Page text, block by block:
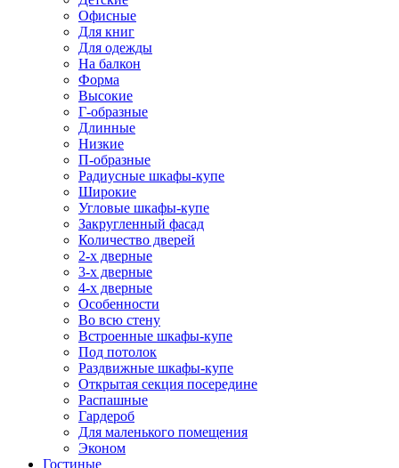
Офисные
Для книг
Для одежды
На балкон
Форма
Высокие
Г-образные
Длинные
Низкие
П-образные
Радиусные шкафы-купе
Широкие
Угловые шкафы-купе
Закругленный фасад
Количество дверей
2-х дверные
3-х дверные
4-х дверные
Особенности
Во всю стену
Встроенные шкафы-купе
Под потолок
Раздвижные шкафы-купе
Открытая секция посередине
Распашные
Гардероб
Для маленького помещения
Эконом
Гостиные